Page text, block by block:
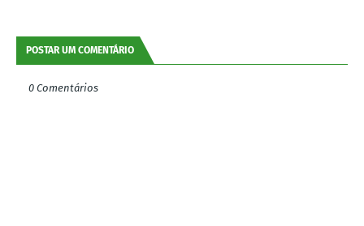
POSTAR UM COMENTÁRIO
0 Comentários